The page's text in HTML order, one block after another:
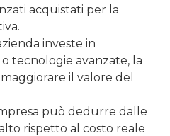
acquistati per la
investe in
tecnologie avanzate, la
il valore del
può dedurre dalle
rispetto al costo reale